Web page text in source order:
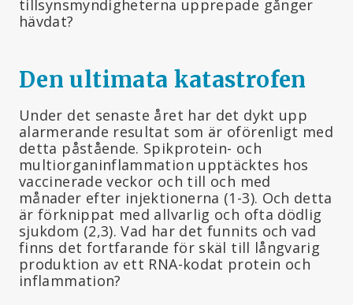
tillsynsmyndigheterna upprepade gånger
hävdat?
Den ultimata katastrofen
Under det senaste året har det dykt upp
alarmerande resultat som är oförenligt med
detta påstående. Spikprotein- och
multiorganinflammation upptäcktes hos
vaccinerade veckor och till och med
månader efter injektionerna (1-3). Och detta
är förknippat med allvarlig och ofta dödlig
sjukdom (2,3). Vad har det funnits och vad
finns det fortfarande för skäl till långvarig
produktion av ett RNA-kodat protein och
inflammation?